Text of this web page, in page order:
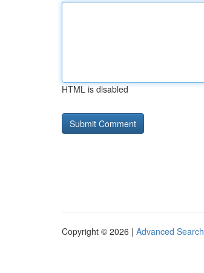
HTML is disabled
Copyright © 2026 | Advanced Search